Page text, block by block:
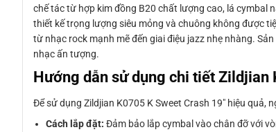
chế tác từ hợp kim đồng B20 chất lượng cao, lá cymbal
thiết kế trọng lượng siêu mỏng và chuông không được
từ nhạc rock mạnh mẽ đến giai điệu jazz nhẹ nhàng.
nhạc ấn tượng.
Hướng dẫn sử dụng chi tiết Zildjian
Để sử dụng Zildjian K0705 K Sweet Crash 19″ hiệu quả,
Cách lắp đặt: Đảm bảo lắp cymbal vào chân đỡ với